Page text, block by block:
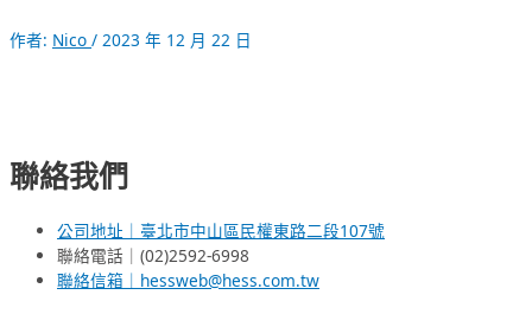
作者: Nico / 2023 年 12 月 22 日
聯絡我們
公司地址｜臺北市中山區民權東路二段107號
聯絡電話｜(02)2592-6998
聯絡信箱｜hessweb@hess.com.tw